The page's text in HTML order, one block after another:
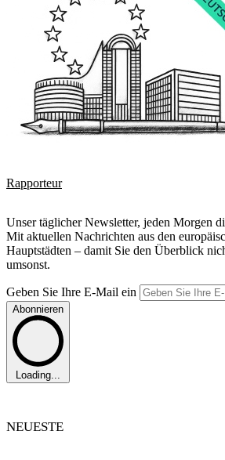
Rapporteur
Unser täglicher Newsletter, jeden Morgen
Mit aktuellen Nachrichten aus den
Hauptstädten – damit Sie den Überblick
umsonst.
Geben Sie Ihre E-Mail ein
Abonnieren
Loading...
NEUESTE